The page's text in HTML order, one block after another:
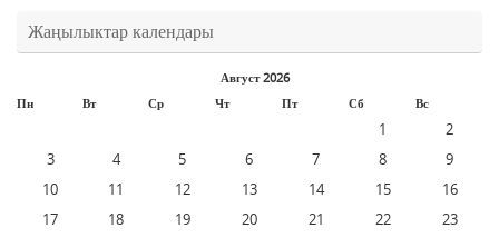
Жаңылыктар календары
Август 2026
Пн
Вт Ср Чт Пт Сб Вс
1
2
3
4 5 6 7 8
9
10
11 12 13 14 15
16
17
18 19 20 21 22
23